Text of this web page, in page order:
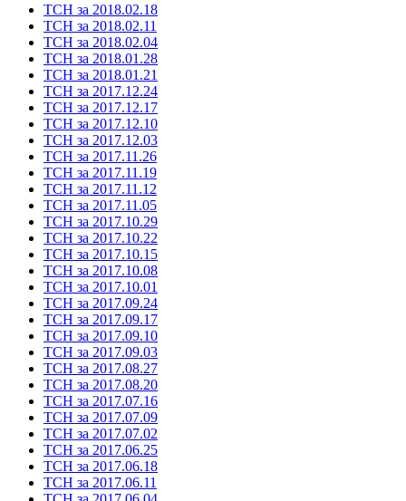
ТСН за 2018.02.18
ТСН за 2018.02.11
ТСН за 2018.02.04
ТСН за 2018.01.28
ТСН за 2018.01.21
ТСН за 2017.12.24
ТСН за 2017.12.17
ТСН за 2017.12.10
ТСН за 2017.12.03
ТСН за 2017.11.26
ТСН за 2017.11.19
ТСН за 2017.11.12
ТСН за 2017.11.05
ТСН за 2017.10.29
ТСН за 2017.10.22
ТСН за 2017.10.15
ТСН за 2017.10.08
ТСН за 2017.10.01
ТСН за 2017.09.24
ТСН за 2017.09.17
ТСН за 2017.09.10
ТСН за 2017.09.03
ТСН за 2017.08.27
ТСН за 2017.08.20
ТСН за 2017.07.16
ТСН за 2017.07.09
ТСН за 2017.07.02
ТСН за 2017.06.25
ТСН за 2017.06.18
ТСН за 2017.06.11